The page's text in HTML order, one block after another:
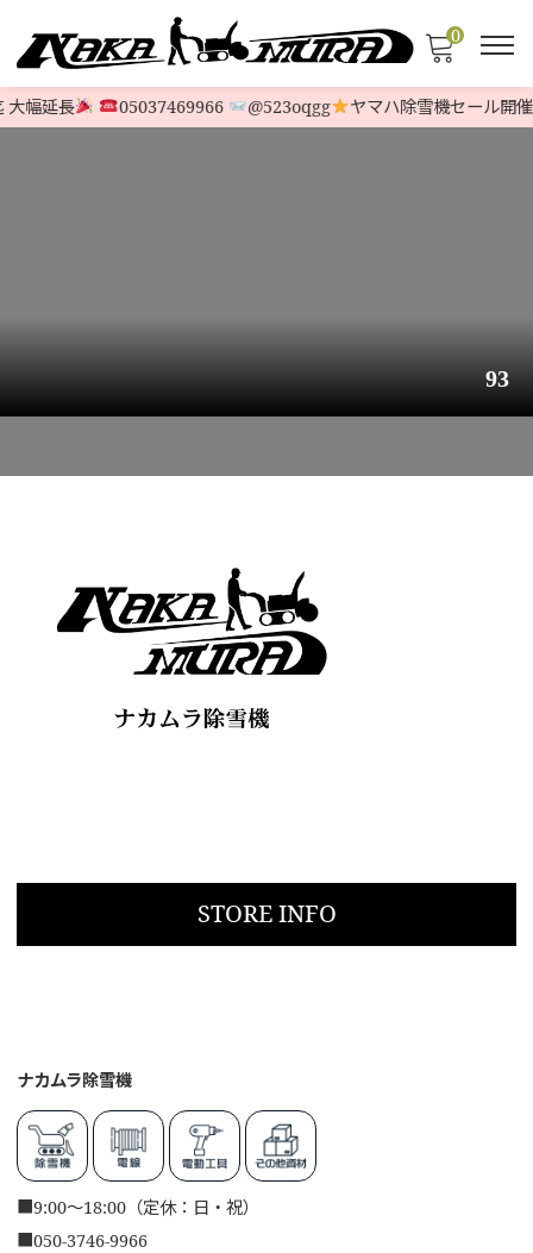
0
幅延長 05037469966 @523oqgg ヤマハ除雪機セール開催中
93
STORE INFO
ナカムラ除雪機
■9:00～18:00（定休：日・祝）
■050-3746-9966